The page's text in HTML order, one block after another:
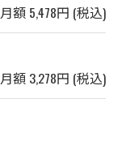
月額 5,478円 (税込)
月額 3,278円 (税込)